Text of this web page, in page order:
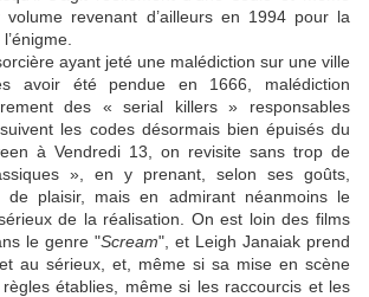
revenant d’ailleurs en 1994 pour la
ayant jeté une malédiction sur une ville
avoir été pendue en 1666, malédiction
des « serial killers » responsables
les codes désormais bien épuisés du
à Vendredi 13, on revisite sans trop de
», en y prenant, selon ses goûts,
de plaisir, mais en admirant néanmoins le
de la réalisation. On est loin des films
le genre "Scream", et Leigh Janaiak prend
au sérieux, et, même si sa mise en scène
établies, même si les raccourcis et les